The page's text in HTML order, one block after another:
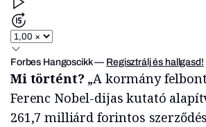
Forbes Hangoscikk— Regisztrálj és hallgasd!
Mi történt? „A kormány
Ferenc Nobel-dijas kutató
261,7 milliárd forintos